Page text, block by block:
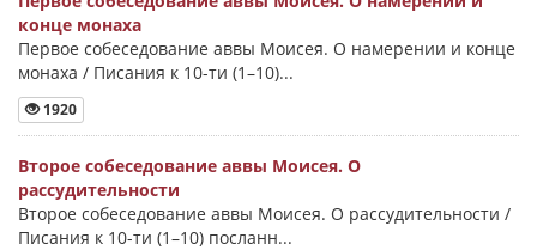
конце монаха
Первое собеседование аввы Моисея. О намерении и конце
монаха / Писания к 10-ти (1–10)...
1920
Второе собеседование аввы Моисея. О
рассудительности
Второе собеседование аввы Моисея. О рассудительности /
Писания к 10-ти (1–10) посланн...